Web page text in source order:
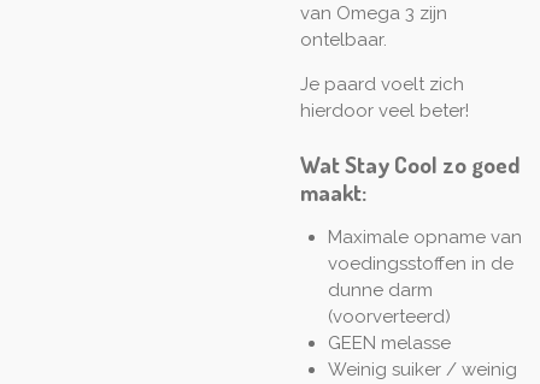
van Omega 3 zijn
ontelbaar.
Je paard voelt zich
hierdoor veel beter!
Wat Stay Cool zo goed
maakt:
Maximale opname van
voedingsstoffen in de
dunne darm
(voorverteerd)
GEEN melasse
Weinig suiker / weinig